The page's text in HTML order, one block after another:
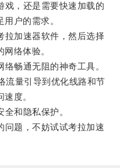
，还是需要快速加载的
户的需求。
加速器软件，然后选择
络体验。
畅通无阻的神奇工具。
量引导到优化线路和节
度。
和隐私保护。
题，不妨试试考拉加速